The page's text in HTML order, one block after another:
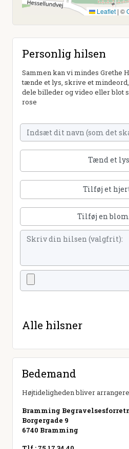
Leaflet | ©
Personlig hilsen
Sammen kan vi mindes Grethe
tænde et lys, skrive et mindeord,
dele billeder og video eller blot
rose
Tænd et lys
Tilføj et
Tilføj en
Alle hilsner
Bedemand
Højtideligheden bliver
Bramming
Borgergade 9
6740 Bramming